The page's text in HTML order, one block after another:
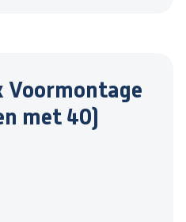
Voormontage
met 40)